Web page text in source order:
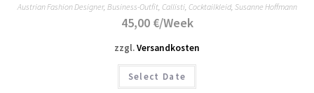
Austrian Fashion Designer, Business-Outfit, Callisti, Cocktailkleid, Susanne Hoffmann
45,00 €/Week
zzgl.Versandkosten
Select Date